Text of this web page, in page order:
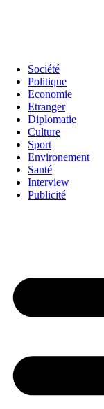
Société
Politique
Economie
Etranger
Diplomatie
Culture
Sport
Environement
Santé
Interview
Publicité